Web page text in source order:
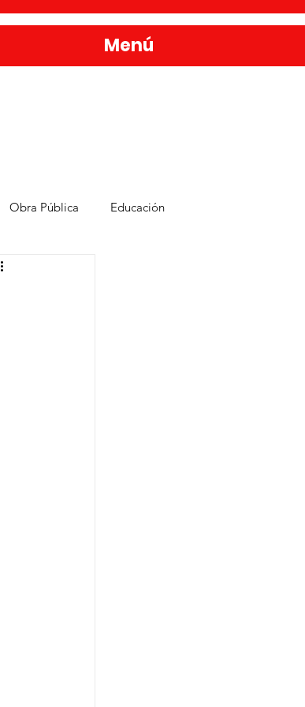
Obra Pública Educación
Bienestar y Desarrollo Social
Menú